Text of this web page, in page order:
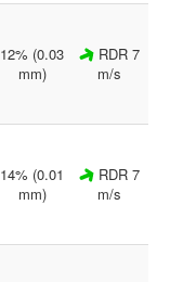
12% (0.03
mm)
RDR 7
m/s
14% (0.01
mm)
RDR 7
m/s